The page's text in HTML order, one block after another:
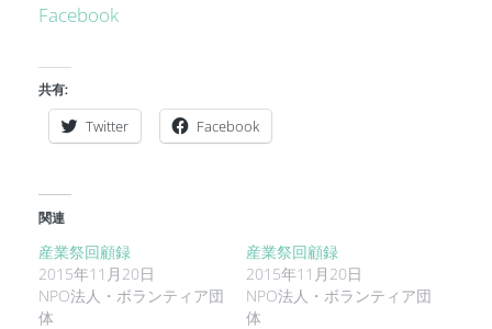
Facebook
共有:
Twitter Facebook
関連
産業祭回顧録
2015年11月20日
NPO法人・ボランティア団
体
産業祭回顧録
2015年11月20日
NPO法人・ボランティア団
体